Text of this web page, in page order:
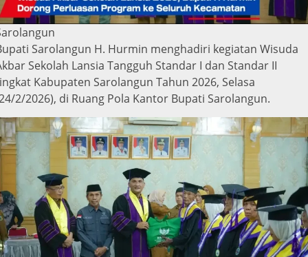
Sarolangun H. Hurmin menghadiri kegiatan Wisuda
Sekolah Lansia Tangguh Standar I dan Standar II
Kabupaten Sarolangun Tahun 2026, Selasa
2/2026), di Ruang Pola Kantor Bupati Sarolangun.